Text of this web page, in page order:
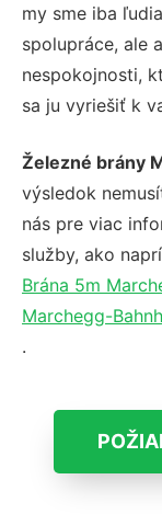
my sme iba
spolupráce, ale
nespokojnosti,
sa ju vyriešiť k
Železné brány
výsledok
nás pre viac
služby, ako
Brána 5m
Marchegg-
.